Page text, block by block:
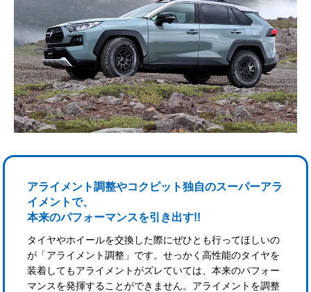
アライメント調整やコクピット独自のスーパーアラ
イメントで、
本来のパフォーマンスを引き出す!!
タイヤやホイールを交換した際にぜひとも行ってほしいの
が「アライメント調整」です。せっかく高性能のタイヤを
装着してもアライメントがズレていては、本来のパフォー
マンスを発揮することができません。アライメントを調整